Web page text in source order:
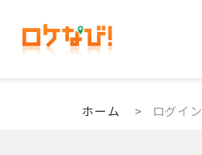
ホーム > ログイン